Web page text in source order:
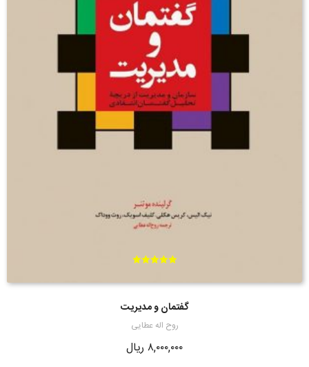
گفتمان و مدیریت
روح اله عطایی
از 5
۸,۰۰۰,۰۰۰ ریال